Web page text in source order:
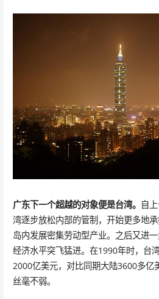
广东下一个超越的对象便是台湾。 自
湾逐步放松内部的管制，开始更多地
岛内发展密集劳动型产业。之后又进
经济水平突飞猛进。在1990年时，台
2000亿美元，对比同期大陆3600多亿
丝毫不弱。